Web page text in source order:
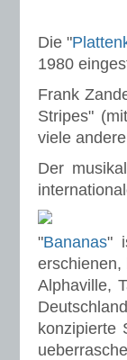
Die "
1980
Frank
Stripes"
viele
Der
"Bananas"
erschienen,
Alphaville,
konzipierte